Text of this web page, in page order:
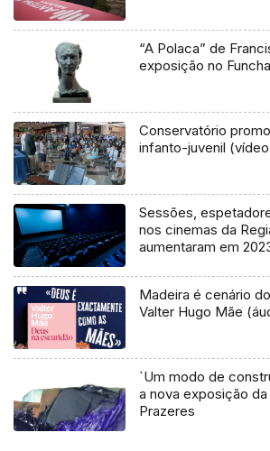
“A Polaca” de
exposição no
Conservatório
infanto-juvenil
Sessões,
nos cinemas da
aumentaram em
Madeira é cenário
Valter Hugo Mãe
`Um modo de
a nova exposição da
Prazeres